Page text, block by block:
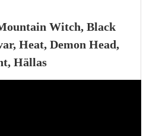
Witch, Black
Heat, Demon Head,
Hällas